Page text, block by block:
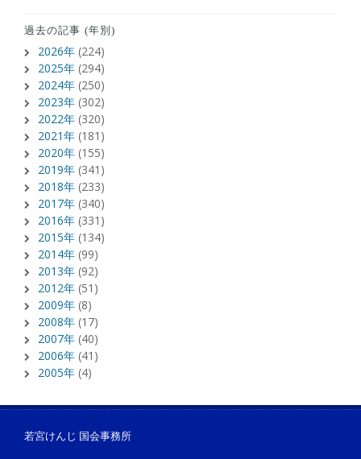
過去の記事 (年別)
2026年 (224)
2025年 (294)
2024年 (250)
2023年 (302)
2022年 (320)
2021年 (181)
2020年 (155)
2019年 (341)
2018年 (233)
2017年 (340)
2016年 (331)
2015年 (134)
2014年 (99)
2013年 (92)
2012年 (51)
2009年 (8)
2008年 (17)
2007年 (40)
2006年 (41)
2005年 (4)
若宮けんじ 国会事務所